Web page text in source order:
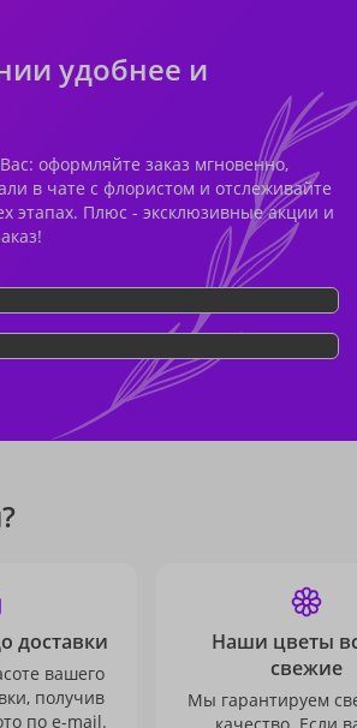
удобнее и
оформляйте заказ мгновенно,
в чате с флористом и отслеживайте
этапах. Плюс - эксклюзивные акции и
доставки
вашего
получив
по e-mail.
Наши цветы
свежие
Мы гарантируем